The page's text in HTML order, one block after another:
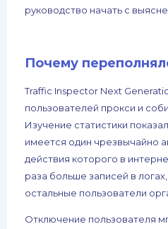
руководство начать с
Почему
Traffic Inspector Next
пользователей прокси и
Изучение статистики
имеется один чрезвычайно
действия которого в
раза больше записей в
остальные пользователи
Отключение пользователя